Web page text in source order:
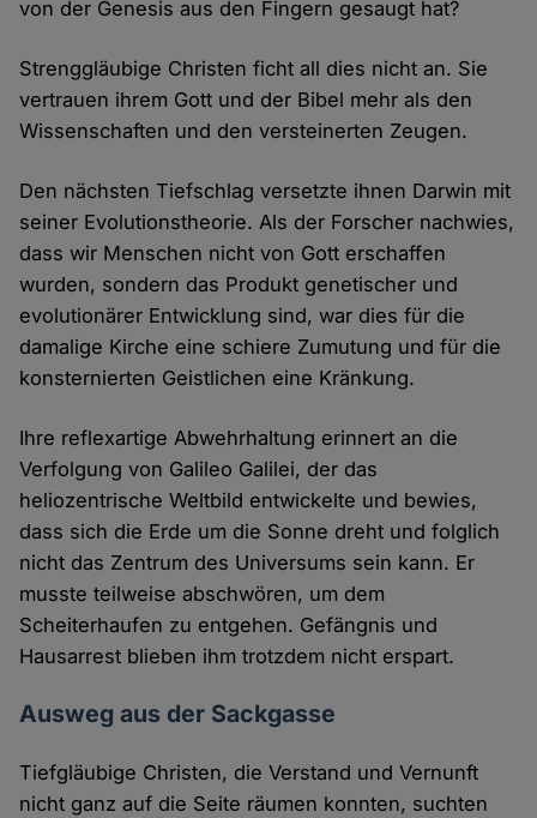
von der Genesis aus den Fingern gesaugt hat?
Strenggläubige Christen ficht all dies nicht an. Sie
vertrauen ihrem Gott und der Bibel mehr als den
Wissenschaften und den versteinerten Zeugen.
Den nächsten Tiefschlag versetzte ihnen Darwin mit
seiner Evolutionstheorie. Als der Forscher nachwies,
dass wir Menschen nicht von Gott erschaffen
wurden, sondern das Produkt genetischer und
evolutionärer Entwicklung sind, war dies für die
damalige Kirche eine schiere Zumutung und für die
konsternierten Geistlichen eine Kränkung.
Ihre reflexartige Abwehrhaltung erinnert an die
Verfolgung von Galileo Galilei, der das
heliozentrische Weltbild entwickelte und bewies,
dass sich die Erde um die Sonne dreht und folglich
nicht das Zentrum des Universums sein kann. Er
musste teilweise abschwören, um dem
Scheiterhaufen zu entgehen. Gefängnis und
Hausarrest blieben ihm trotzdem nicht erspart.
Ausweg aus der Sackgasse
Tiefgläubige Christen, die Verstand und Vernunft
nicht ganz auf die Seite räumen konnten, suchten